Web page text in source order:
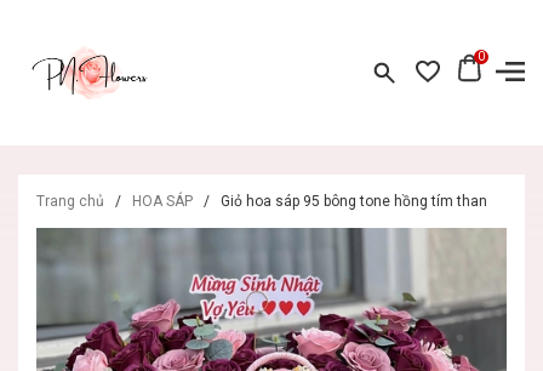
0
Trang chủ / HOA SÁP / Giỏ hoa sáp 95 bông tone hồng tím than